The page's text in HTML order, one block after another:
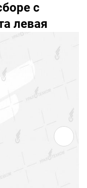
с
левая